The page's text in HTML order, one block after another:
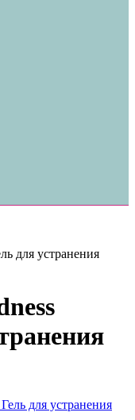
для устранения